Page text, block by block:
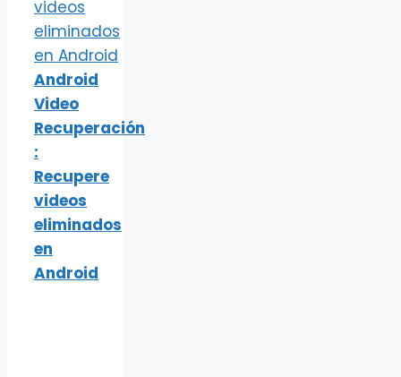
Android
Video
Recuperación
:
Recupere
videos
eliminados
en
Android